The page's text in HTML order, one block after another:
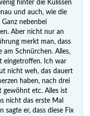
hinter die Kulissen
und auch, wie die
nebenbei
Aber nicht nur an
merkt man, dass
am Schnürchen. Alles,
eingetroffen. Ich war
nicht weh, das dauert
haben, nach drei
gewöhnt etc. Alles ist
nicht das erste Mal
sagte er, dass diese Fix